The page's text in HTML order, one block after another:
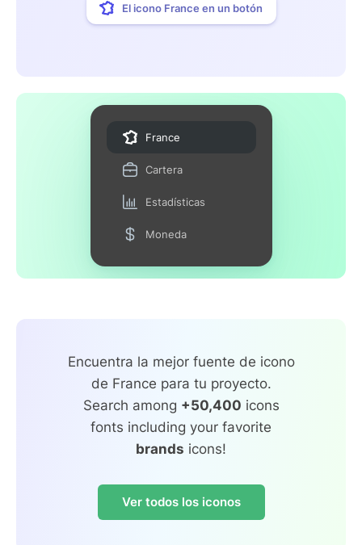
El icono France en un botón
France
Cartera
Estadísticas
Moneda
Encuentra la mejor fuente de icono
de France para tu proyecto.
Search among +50,400 icons
fonts including your favorite
brands icons!
Ver todos los iconos